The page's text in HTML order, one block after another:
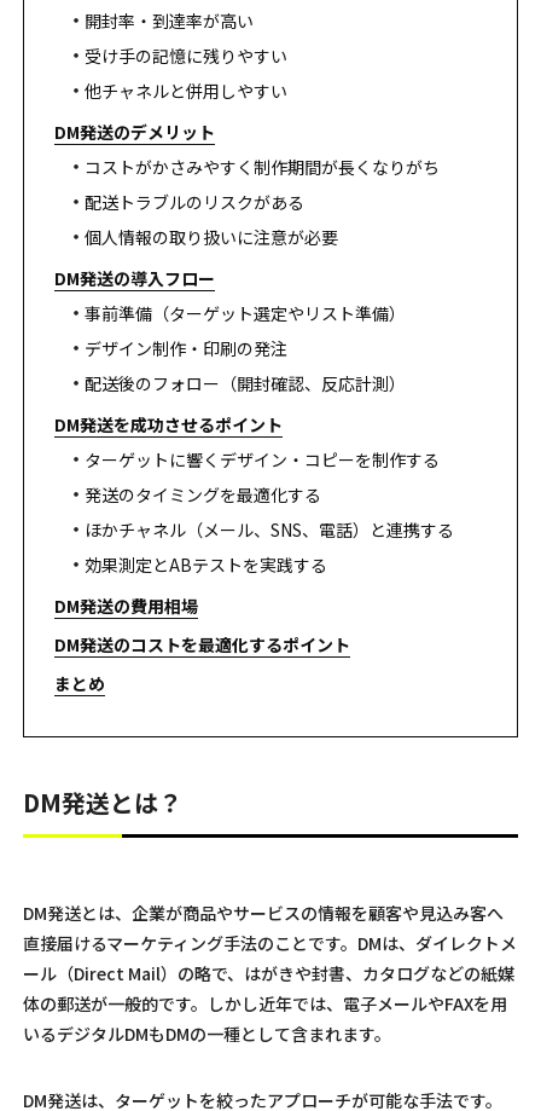
開封率・到達率が高い
受け手の記憶に残りやすい
他チャネルと併用しやすい
DM発送のデメリット
コストがかさみやすく制作期間が長くなりがち
配送トラブルのリスクがある
個人情報の取り扱いに注意が必要
DM発送の導入フロー
事前準備（ターゲット選定やリスト準備）
デザイン制作・印刷の発注
配送後のフォロー（開封確認、反応計測）
DM発送を成功させるポイント
ターゲットに響くデザイン・コピーを制作する
発送のタイミングを最適化する
ほかチャネル（メール、SNS、電話）と連携する
効果測定とABテストを実践する
DM発送の費用相場
DM発送のコストを最適化するポイント
まとめ
DM発送とは？
DM発送とは、企業が商品やサービスの情報を顧客や見込み客へ
直接届けるマーケティング手法のことです。DMは、ダイレクトメ
ール（Direct Mail）の略で、はがきや封書、カタログなどの紙媒
体の郵送が一般的です。しかし近年では、電子メールやFAXを用
いるデジタルDMもDMの一種として含まれます。
DM発送は、ターゲットを絞ったアプローチが可能な手法です。